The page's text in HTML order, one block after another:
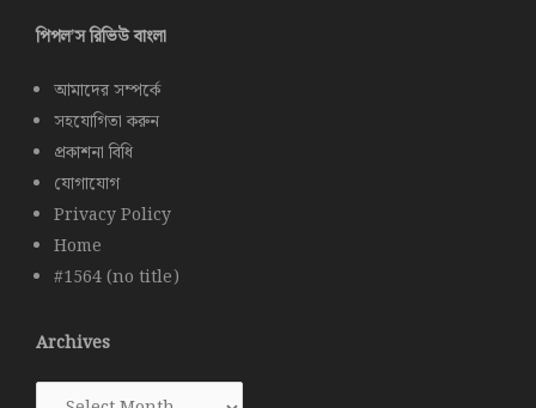
পিপল’স রিভিউ বাংলা
আমাদের সম্পর্কে
সহযোগিতা করুন
প্রকাশনা বিধি
যোগাযোগ
Privacy Policy
Home
#1564 (no title)
Archives
Archives